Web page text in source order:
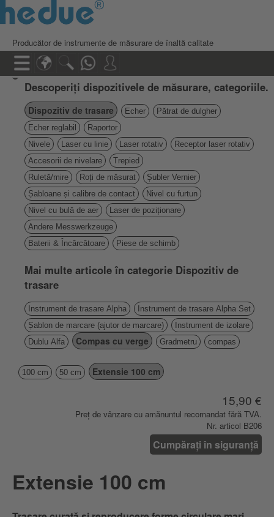
Producător de instrumente de măsurare de înaltă calitate
Descoperiți dispozitivele de măsurare, categoriile.
Dispozitiv de trasare Echer
Pătrat de dulgher
Echer reglabil
Raportor
Nivele
Laser cu linie Laser rotativ
Receptor laser rotativ
Accesorii de nivelare
Trepied
Ruletă/mire
Roți de măsurat
Șubler Vernier
Șabloane și calibre de contact
Nivel cu furtun
Nivel cu bulă de aer
Laser de poziționare
Andere Messwerkzeuge
Baterii & Încărcătoare
Piese de schimb
Mai multe articole în categorie Dispozitiv de
trasare
Instrument de trasare Alpha
Instrument de trasare Alpha Set
Șablon de marcare (ajutor de marcare)
Instrument de izolare
Dublu Alfa
Compas cu verge Gradmetru compas
100 cm 50 cm Extensie 100 cm
15,90 €
Preț de vânzare cu amănuntul recomandat fără TVA.
Nr. articol B206
Cumpărați în siguranță
Extensie 100 cm